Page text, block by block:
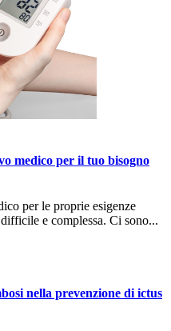
medico per il tuo bisogno
per le proprie esigenze
e complessa. Ci sono...
nella prevenzione di ictus